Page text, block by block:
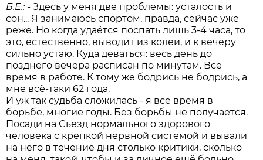
Б.Е.:- Здесь у меня две проблемы: усталость и
сон... Я занимаюсь спортом, правда, сейчас уже
реже. Но когда удаётся поспать лишь 3-4 часа, то
это, естественно, выводит из колеи, и к вечеру
сильно устаю. Куда деваться: весь день до
позднего вечера расписан по минутам. Всё
время в работе. К тому же бодрись не бодрись, а
мне всё-таки 62 года.
И уж так судьба сложилась - я всё время в
борьбе, многие годы. Без борьбы не получается.
Посади на Съезд нормального здорового
человека с крепкой нервной системой и вывали
на него в течение дня столько критики, сколько